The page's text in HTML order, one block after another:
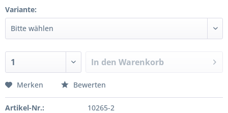
Variante:
In den Warenkorb
Merken Bewerten
Artikel-Nr.: 10265-2